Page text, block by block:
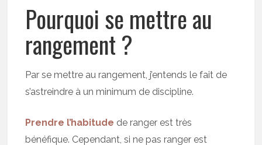
Pourquoi se mettre au
rangement ?
Par se mettre au rangement, j’entends le fait de
s’astreindre à un minimum de discipline.
Prendre l’habitude de ranger est très
bénéfique. Cependant, si ne pas ranger est